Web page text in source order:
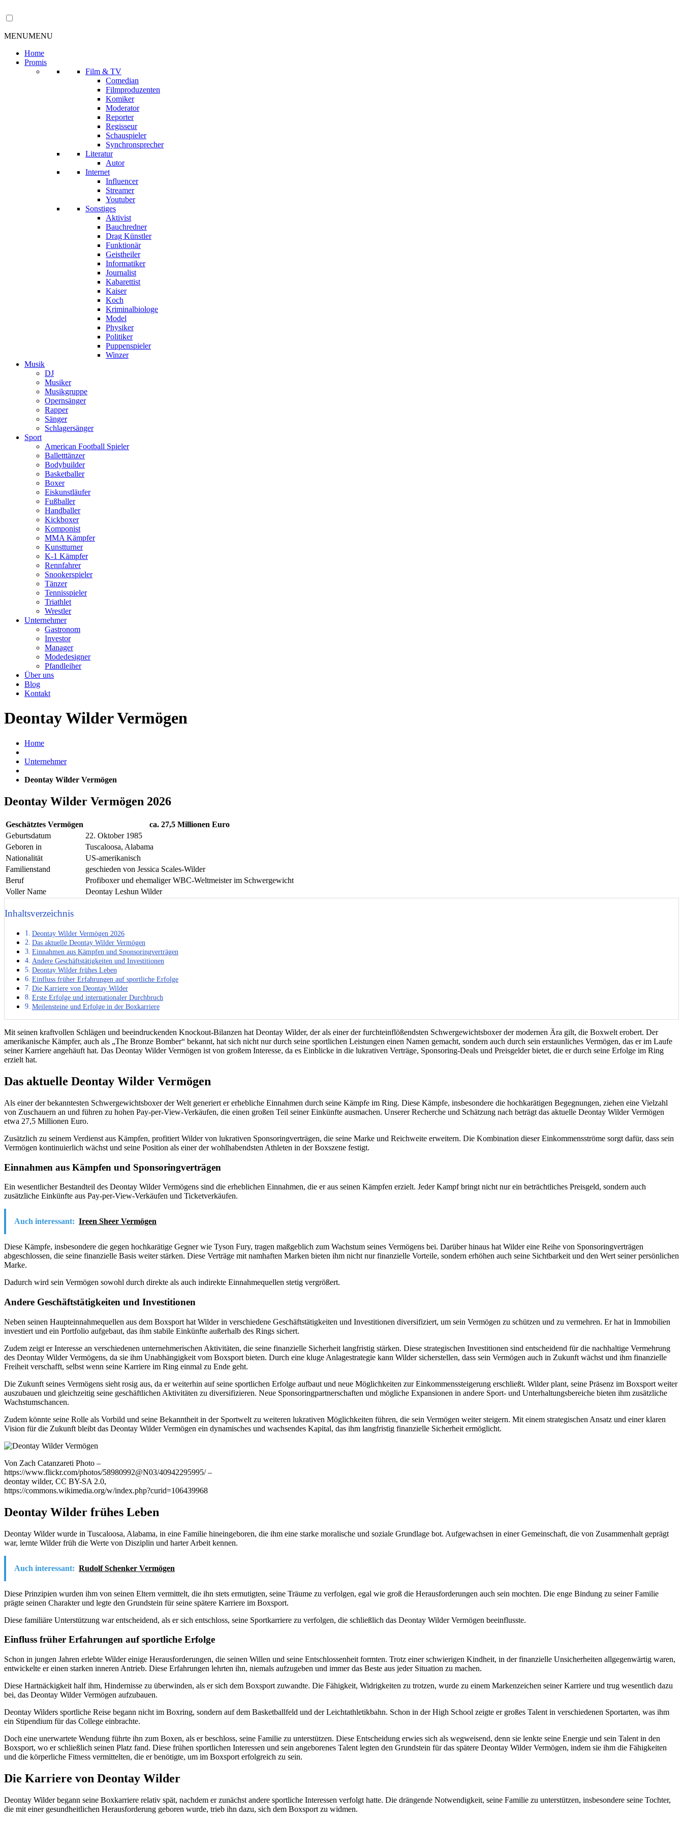
MENUMENU
Home
Promis
Film & TV
Comedian
Filmproduzenten
Komiker
Moderator
Reporter
Regisseur
Schauspieler
Synchronsprecher
Literatur
Autor
Internet
Influencer
Streamer
Youtuber
Sonstiges
Aktivist
Bauchredner
Drag Künstler
Funktionär
Geistheiler
Informatiker
Journalist
Kabarettist
Kaiser
Koch
Kriminalbiologe
Model
Physiker
Politiker
Puppenspieler
Winzer
Musik
DJ
Musiker
Musikgruppe
Opernsänger
Rapper
Sänger
Schlagersänger
Sport
American Football Spieler
Balletttänzer
Bodybuilder
Basketballer
Boxer
Eiskunstläufer
Fußballer
Handballer
Kickboxer
Komponist
MMA Kämpfer
Kunstturner
K-1 Kämpfer
Rennfahrer
Snookerspieler
Tänzer
Tennisspieler
Triathlet
Wrestler
Unternehmer
Gastronom
Investor
Manager
Modedesigner
Pfandleiher
Über uns
Blog
Kontakt
Deontay Wilder Vermögen
Home
Unternehmer
Deontay Wilder Vermögen
Deontay Wilder Vermögen 2026
Geschätztes Vermögen
ca. 27,5 Millionen Euro
Geburtsdatum
22. Oktober 1985
Geboren in
Tuscaloosa, Alabama
Nationalität
US-amerikanisch
Familienstand
geschieden von Jessica Scales-Wilder
Beruf
Profiboxer und ehemaliger WBC-Weltmeister im Schwergewicht
Voller Name
Deontay Leshun Wilder
Inhaltsverzeichnis
Deontay Wilder Vermögen 2026
Das aktuelle Deontay Wilder Vermögen
Einnahmen aus Kämpfen und Sponsoringverträgen
Andere Geschäftstätigkeiten und Investitionen
Deontay Wilder frühes Leben
Einfluss früher Erfahrungen auf sportliche Erfolge
Die Karriere von Deontay Wilder
Erste Erfolge und internationaler Durchbruch
Meilensteine und Erfolge in der Boxkarriere
Mit seinen kraftvollen Schlägen und beeindruckenden Knockout-Bilanzen hat Deontay Wilder, der als einer der furchteinflößendsten Schwergewichtsboxer der modernen Ära gilt, die Boxwelt erobert. Der
amerikanische Kämpfer, auch als „The Bronze Bomber“ bekannt, hat sich nicht nur durch seine sportlichen Leistungen einen Namen gemacht, sondern auch durch sein erstaunliches Vermögen, das er im Laufe
seiner Karriere angehäuft hat. Das Deontay Wilder Vermögen ist von großem Interesse, da es Einblicke in die lukrativen Verträge, Sponsoring-Deals und Preisgelder bietet, die er durch seine Erfolge im Ring
erzielt hat.
Das aktuelle Deontay Wilder Vermögen
Als einer der bekanntesten Schwergewichtsboxer der Welt generiert er erhebliche Einnahmen durch seine Kämpfe im Ring. Diese Kämpfe, insbesondere die hochkarätigen Begegnungen, ziehen eine Vielzahl
von Zuschauern an und führen zu hohen Pay-per-View-Verkäufen, die einen großen Teil seiner Einkünfte ausmachen. Unserer Recherche und Schätzung nach beträgt das aktuelle Deontay Wilder Vermögen
etwa 27,5 Millionen Euro.
Zusätzlich zu seinem Verdienst aus Kämpfen, profitiert Wilder von lukrativen Sponsoringverträgen, die seine Marke und Reichweite erweitern. Die Kombination dieser Einkommensströme sorgt dafür, dass sein
Vermögen kontinuierlich wächst und seine Position als einer der wohlhabendsten Athleten in der Boxszene festigt.
Einnahmen aus Kämpfen und Sponsoringverträgen
Ein wesentlicher Bestandteil des Deontay Wilder Vermögens sind die erheblichen Einnahmen, die er aus seinen Kämpfen erzielt. Jeder Kampf bringt nicht nur ein beträchtliches Preisgeld, sondern auch
zusätzliche Einkünfte aus Pay-per-View-Verkäufen und Ticketverkäufen.
Auch interessant: Ireen Sheer Vermögen
Diese Kämpfe, insbesondere die gegen hochkarätige Gegner wie Tyson Fury, tragen maßgeblich zum Wachstum seines Vermögens bei. Darüber hinaus hat Wilder eine Reihe von Sponsoringverträgen
abgeschlossen, die seine finanzielle Basis weiter stärken. Diese Verträge mit namhaften Marken bieten ihm nicht nur finanzielle Vorteile, sondern erhöhen auch seine Sichtbarkeit und den Wert seiner persönlichen
Marke.
Dadurch wird sein Vermögen sowohl durch direkte als auch indirekte Einnahmequellen stetig vergrößert.
Andere Geschäftstätigkeiten und Investitionen
Neben seinen Haupteinnahmequellen aus dem Boxsport hat Wilder in verschiedene Geschäftstätigkeiten und Investitionen diversifiziert, um sein Vermögen zu schützen und zu vermehren. Er hat in Immobilien
investiert und ein Portfolio aufgebaut, das ihm stabile Einkünfte außerhalb des Rings sichert.
Zudem zeigt er Interesse an verschiedenen unternehmerischen Aktivitäten, die seine finanzielle Sicherheit langfristig stärken. Diese strategischen Investitionen sind entscheidend für die nachhaltige Vermehrung
des Deontay Wilder Vermögens, da sie ihm Unabhängigkeit vom Boxsport bieten. Durch eine kluge Anlagestrategie kann Wilder sicherstellen, dass sein Vermögen auch in Zukunft wächst und ihm finanzielle
Freiheit verschafft, selbst wenn seine Karriere im Ring einmal zu Ende geht.
Die Zukunft seines Vermögens sieht rosig aus, da er weiterhin auf seine sportlichen Erfolge aufbaut und neue Möglichkeiten zur Einkommenssteigerung erschließt. Wilder plant, seine Präsenz im Boxsport weiter
auszubauen und gleichzeitig seine geschäftlichen Aktivitäten zu diversifizieren. Neue Sponsoringpartnerschaften und mögliche Expansionen in andere Sport- und Unterhaltungsbereiche bieten ihm zusätzliche
Wachstumschancen.
Zudem könnte seine Rolle als Vorbild und seine Bekanntheit in der Sportwelt zu weiteren lukrativen Möglichkeiten führen, die sein Vermögen weiter steigern. Mit einem strategischen Ansatz und einer klaren
Vision für die Zukunft bleibt das Deontay Wilder Vermögen ein dynamisches und wachsendes Kapital, das ihm langfristig finanzielle Sicherheit ermöglicht.
Von Zach Catanzareti Photo –
https://www.flickr.com/photos/58980992@N03/40942295995/ –
deontay wilder, CC BY-SA 2.0,
https://commons.wikimedia.org/w/index.php?curid=106439968
Deontay Wilder frühes Leben
Deontay Wilder wurde in Tuscaloosa, Alabama, in eine Familie hineingeboren, die ihm eine starke moralische und soziale Grundlage bot. Aufgewachsen in einer Gemeinschaft, die von Zusammenhalt geprägt
war, lernte Wilder früh die Werte von Disziplin und harter Arbeit kennen.
Auch interessant: Rudolf Schenker Vermögen
Diese Prinzipien wurden ihm von seinen Eltern vermittelt, die ihn stets ermutigten, seine Träume zu verfolgen, egal wie groß die Herausforderungen auch sein mochten. Die enge Bindung zu seiner Familie
prägte seinen Charakter und legte den Grundstein für seine spätere Karriere im Boxsport.
Diese familiäre Unterstützung war entscheidend, als er sich entschloss, seine Sportkarriere zu verfolgen, die schließlich das Deontay Wilder Vermögen beeinflusste.
Einfluss früher Erfahrungen auf sportliche Erfolge
Schon in jungen Jahren erlebte Wilder einige Herausforderungen, die seinen Willen und seine Entschlossenheit formten. Trotz einer schwierigen Kindheit, in der finanzielle Unsicherheiten allgegenwärtig waren,
entwickelte er einen starken inneren Antrieb. Diese Erfahrungen lehrten ihn, niemals aufzugeben und immer das Beste aus jeder Situation zu machen.
Diese Hartnäckigkeit half ihm, Hindernisse zu überwinden, als er sich dem Boxsport zuwandte. Die Fähigkeit, Widrigkeiten zu trotzen, wurde zu einem Markenzeichen seiner Karriere und trug wesentlich dazu
bei, das Deontay Wilder Vermögen aufzubauen.
Deontay Wilders sportliche Reise begann nicht im Boxring, sondern auf dem Basketballfeld und der Leichtathletikbahn. Schon in der High School zeigte er großes Talent in verschiedenen Sportarten, was ihm
ein Stipendium für das College einbrachte.
Doch eine unerwartete Wendung führte ihn zum Boxen, als er beschloss, seine Familie zu unterstützen. Diese Entscheidung erwies sich als wegweisend, denn sie lenkte seine Energie und sein Talent in den
Boxsport, wo er schließlich seinen Platz fand. Diese frühen sportlichen Interessen und sein angeborenes Talent legten den Grundstein für das spätere Deontay Wilder Vermögen, indem sie ihm die Fähigkeiten
und die körperliche Fitness vermittelten, die er benötigte, um im Boxsport erfolgreich zu sein.
Die Karriere von Deontay Wilder
Deontay Wilder begann seine Boxkarriere relativ spät, nachdem er zunächst andere sportliche Interessen verfolgt hatte. Die drängende Notwendigkeit, seine Familie zu unterstützen, insbesondere seine Tochter,
die mit einer gesundheitlichen Herausforderung geboren wurde, trieb ihn dazu, sich dem Boxsport zu widmen.